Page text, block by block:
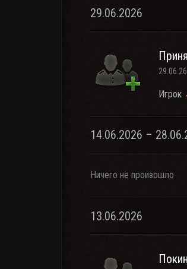
29.06.2026
Игрок
14.06.2026 –
Ничего не произошло
13.06.2026